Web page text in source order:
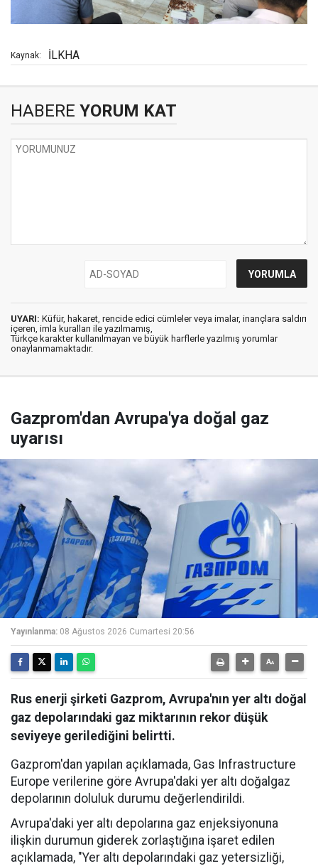
Kaynak: İLKHA
HABERE YORUM KAT
UYARI: Küfür, hakaret, rencide edici cümleler veya imalar, inançlara saldırı
içeren, imla kuralları ile yazılmamış,
Türkçe karakter kullanılmayan ve büyük harflerle yazılmış yorumlar
onaylanmamaktadır.
Gazprom'dan Avrupa'ya doğal gaz
uyarısı
Yayınlanma: 08 Ağustos 2026 Cumartesi 20:56
Rus enerji şirketi Gazprom, Avrupa'nın yer altı doğal
gaz depolarındaki gaz miktarının rekor düşük
seviyeye gerilediğini belirtti.
Gazprom'dan yapılan açıklamada, Gas Infrastructure
Europe verilerine göre Avrupa'daki yer altı doğalgaz
depolarının doluluk durumu değerlendirildi.
Avrupa'daki yer altı depolarına gaz enjeksiyonuna
ilişkin durumun giderek zorlaştığına işaret edilen
açıklamada, "Yer altı depolarındaki gaz yetersizliği,